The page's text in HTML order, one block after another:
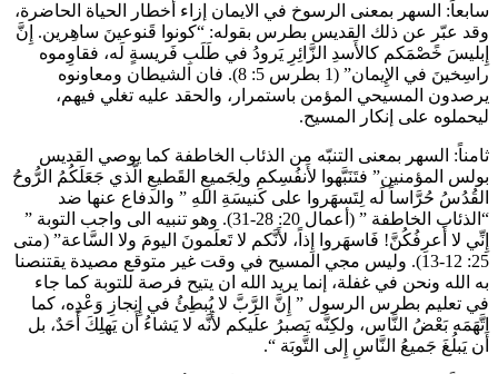
سابعاً: السهر بمعنى الرسوخ في الايمان إزاء أخطار الحياة الحاضرة،
وقد عبّر عن ذلك القديس بطرس بقوله: “كونوا قَنوعينَ ساهِرين. إِنَّ
إِبليسَ خًصْمَكم كالأَسدِ الزَّائِرِ يَرودُ في طَلَبِ فَريسةٍ لَه، فقاوِموه
راسِخينَ في الإِيمان” (1 بطرس 5: 8). فان الشيطان ومعاونوه
يرصدون المسيحي المؤمن باستمرار، والحقد عليه تغلي فيهم،
ليحملوه على إنكار المسيح.
ثامناً: السهر بمعنى التنبّه من الذئاب الخاطفة كما يوصي القديس
بولس المؤمنين” فتَنَبَّهوا لأَنفُسِكم ولِجَميعِ القَطيعِ الَّذي جَعَلَكُمُ الرُّوحُ
القُدُسُ حُرَّاساً لَه لِتَسهَروا على كَنيسَةِ اللهِ ” والدفاع عنها ضد
“الذئاب الخاطفة ” (أعمال 20: 28-31). وهو تنبيه الى واجب التوبة ”
إِنِّي لا أَعرِفُكُنَّ! فَاسهَروا إِذاً، لأَنَّكم لا تَعلَمونَ اليومَ ولا السَّاعة” (متى
25: 12-13). وليس مجي المسيح في وقت غير متوقع مصيدة يقتنصنا
به الله ونحن في غفلة، إنما يريد الله ان يتيح فرصة للتوبة كما جاء
في تعليم بطرس الرسول ” إِنَّ الرَّبَّ لا يُبطِئُ في إِنجازِ وَعْدِه، كما
اتَّهَمَه بَعْضُ النَّاس، ولكِنَّه يَصبرُ علَيكم لأَنَّه لا يَشاءُ أَن يَهلِكَ أَحَدٌ، بل
أَن يَبلُغَ جَميعُ النَّاسِ إِلى التَّوبَة “.